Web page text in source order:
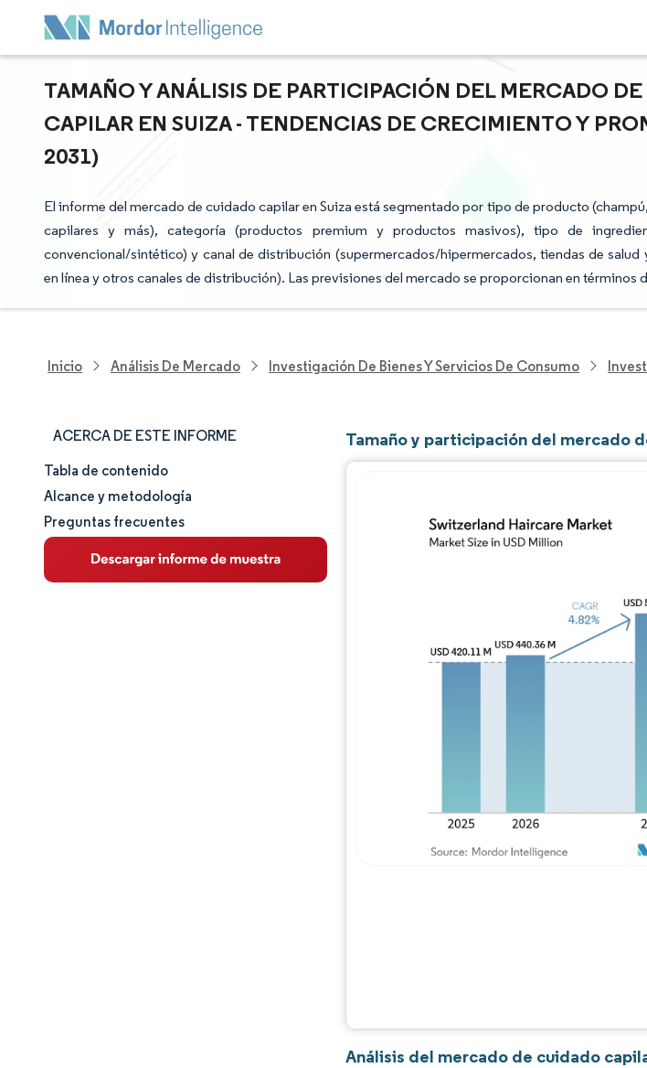
TAMAÑO Y ANÁLISIS DE PARTICIPACIÓN DEL MERCADO
CAPILAR EN SUIZA - TENDENCIAS DE CRECIMIENTO Y
2031)
El informe del mercado de cuidado capilar en Suiza está segmentado por tipo de producto
capilares y más), categoría (productos premium y productos masivos), tipo de
convencional/sintético) y canal de distribución (supermercados/hipermercados, tiendas de salud
en línea y otros canales de distribución). Las previsiones del mercado se proporcionan en términos
Inicio Análisis De Mercado Investigación De Bienes Y Servicios De Consumo
ACERCA DE ESTE INFORME
Tamaño y cuota de mercado
Análisis de mercado
Tendencias e ideas
Tabla de contenido
Alcance y metodología
Preguntas frecuentes
Tamaño y participación del mercado
Imagen © Mordor
Análisis del mercado de cuidado